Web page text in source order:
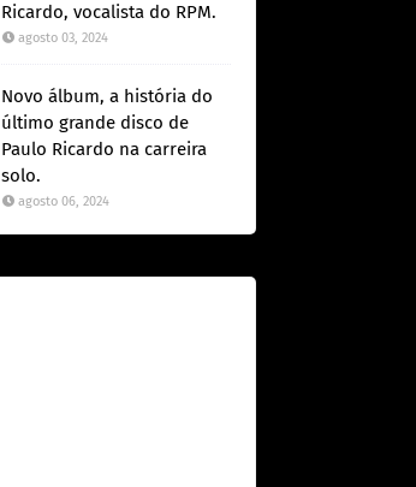
Ricardo, vocalista do RPM.
agosto 03, 2024
Novo álbum, a história do
último grande disco de
Paulo Ricardo na carreira
solo.
agosto 06, 2024